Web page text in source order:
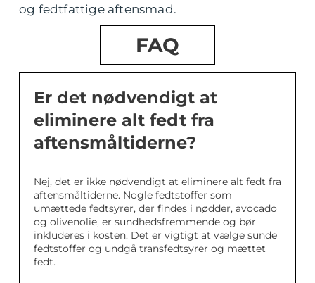
og fedtfattige aftensmad.
FAQ
Er det nødvendigt at
eliminere alt fedt fra
aftensmåltiderne?
Nej, det er ikke nødvendigt at eliminere alt fedt fra
aftensmåltiderne. Nogle fedtstoffer som
umættede fedtsyrer, der findes i nødder, avocado
og olivenolie, er sundhedsfremmende og bør
inkluderes i kosten. Det er vigtigt at vælge sunde
fedtstoffer og undgå transfedtsyrer og mættet
fedt.